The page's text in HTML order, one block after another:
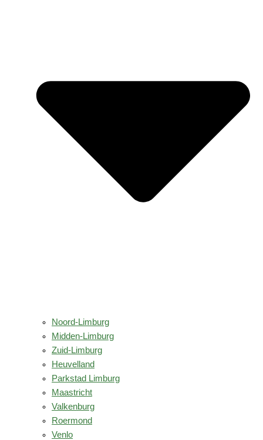
Noord-Limburg
Midden-Limburg
Zuid-Limburg
Heuvelland
Parkstad Limburg
Maastricht
Valkenburg
Roermond
Venlo